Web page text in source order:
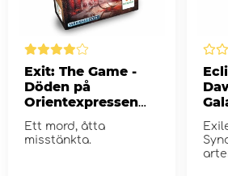
Exit: The Game -
Döden på
Orientexpressen
(Swe)
Ett mord, åtta
misstänkta.